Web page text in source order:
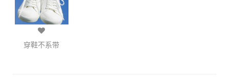
穿鞋不系带